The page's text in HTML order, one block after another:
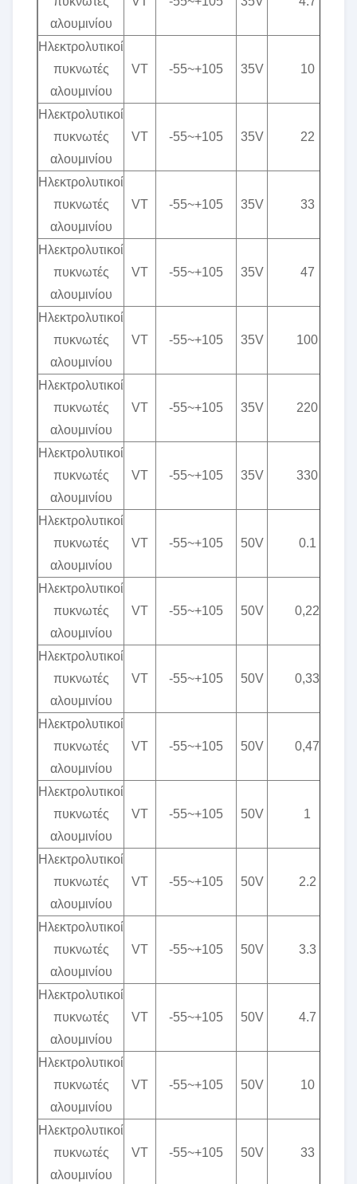
αλουμινίου
Ηλεκτρολυτικοί
πυκνωτές
αλουμινίου
VT -55~+105 35V 10
Ηλεκτρολυτικοί
πυκνωτές
αλουμινίου
VT -55~+105 35V 22
Ηλεκτρολυτικοί
πυκνωτές
αλουμινίου
VT -55~+105 35V 33
Ηλεκτρολυτικοί
πυκνωτές
αλουμινίου
VT -55~+105 35V 47
Ηλεκτρολυτικοί
πυκνωτές
αλουμινίου
VT -55~+105 35V 100
Ηλεκτρολυτικοί
πυκνωτές
αλουμινίου
VT -55~+105 35V 220
Ηλεκτρολυτικοί
πυκνωτές
αλουμινίου
VT -55~+105 35V 330
Ηλεκτρολυτικοί
πυκνωτές
αλουμινίου
VT -55~+105 50V 0.1
Ηλεκτρολυτικοί
πυκνωτές
αλουμινίου
VT -55~+105 50V 0,22
Ηλεκτρολυτικοί
πυκνωτές
αλουμινίου
VT -55~+105 50V 0,33
Ηλεκτρολυτικοί
πυκνωτές
αλουμινίου
VT -55~+105 50V 0,47
Ηλεκτρολυτικοί
πυκνωτές
αλουμινίου
VT -55~+105 50V 1
Ηλεκτρολυτικοί
πυκνωτές
αλουμινίου
VT -55~+105 50V 2.2
Ηλεκτρολυτικοί
πυκνωτές
αλουμινίου
VT -55~+105 50V 3.3
Ηλεκτρολυτικοί
πυκνωτές
αλουμινίου
VT -55~+105 50V 4.7
Ηλεκτρολυτικοί
πυκνωτές
αλουμινίου
VT -55~+105 50V 10
Ηλεκτρολυτικοί
πυκνωτές
αλουμινίου
VT -55~+105 50V 33